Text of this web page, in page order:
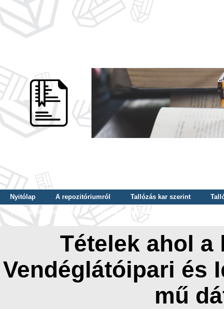
Nyitólap A repozitóriumról Tallózás kar szerint
Tallózás dátum szerint
Tallózás tudományterület szerint
Tételek ahol
Vendéglátóipari és
mű